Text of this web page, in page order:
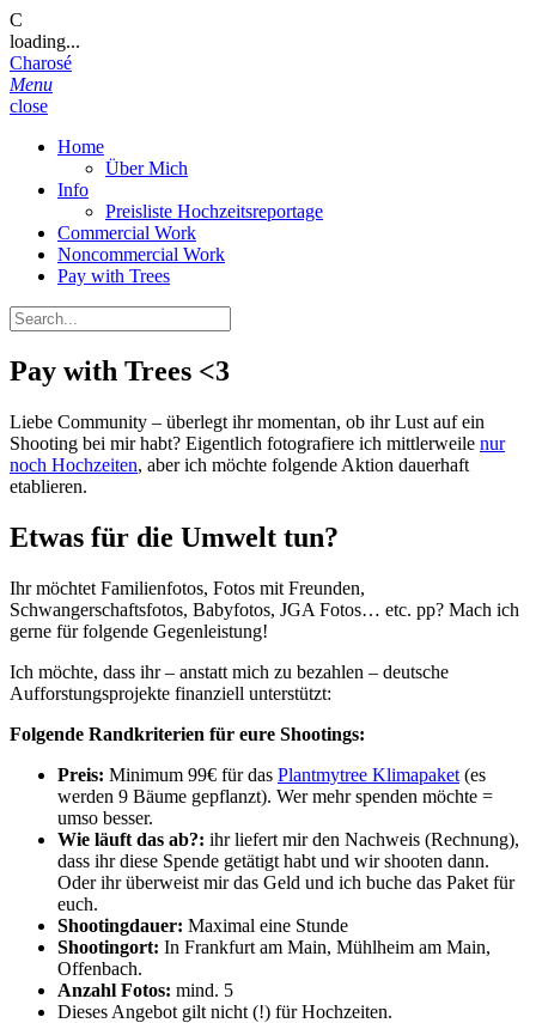
C
loading...
Charosé
Menu
close
Home
Über Mich
Info
Preisliste Hochzeitsreportage
Commercial Work
Noncommercial Work
Pay with Trees
Pay with Trees <3
Liebe Community – überlegt ihr momentan, ob ihr Lust auf ein
Shooting bei mir habt? Eigentlich fotografiere ich mittlerweile nur
noch Hochzeiten, aber ich möchte folgende Aktion dauerhaft
etablieren.
Etwas für die Umwelt tun?
Ihr möchtet Familienfotos, Fotos mit Freunden,
Schwangerschaftsfotos, Babyfotos, JGA Fotos… etc. pp? Mach ich
gerne für folgende Gegenleistung!
Ich möchte, dass ihr – anstatt mich zu bezahlen – deutsche
Aufforstungsprojekte finanziell unterstützt:
Folgende Randkriterien für eure Shootings:
Preis: Minimum 99€ für das Plantmytree Klimapaket (es
werden 9 Bäume gepflanzt). Wer mehr spenden möchte =
umso besser.
Wie läuft das ab?: ihr liefert mir den Nachweis (Rechnung),
dass ihr diese Spende getätigt habt und wir shooten dann.
Oder ihr überweist mir das Geld und ich buche das Paket für
euch.
Shootingdauer: Maximal eine Stunde
Shootingort: In Frankfurt am Main, Mühlheim am Main,
Offenbach.
Anzahl Fotos: mind. 5
Dieses Angebot gilt nicht (!) für Hochzeiten.